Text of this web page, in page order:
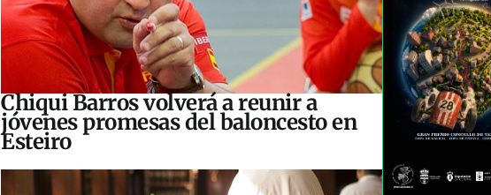
Chiqui Barros volverá a reunir a
jóvenes promesas del baloncesto en
Esteiro